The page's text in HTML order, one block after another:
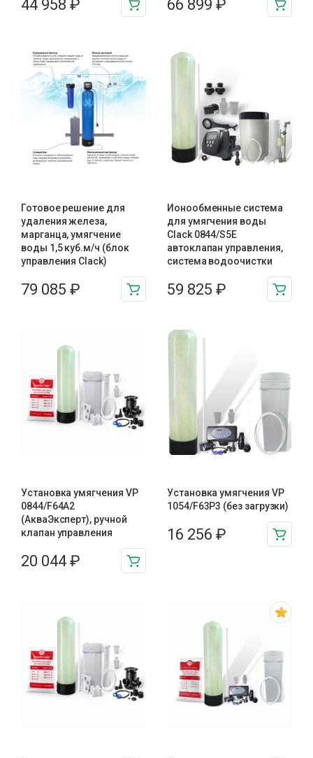
44 958 ₽ 66 899 ₽
Готовое решение для
удаления железа,
марганца, умягчение
воды 1,5 куб.м/ч (блок
управления Clack)
79 085 ₽
Ионообменные система
для умягчения воды
Clack 0844/S5E
автоклапан управления,
система водоочистки
59 825 ₽
Установка умягчения VP
0844/F64A2
(АкваЭксперт), ручной
клапан управления
20 044 ₽
Установка умягчения VP
1054/F63P3 (без загрузки)
16 256 ₽